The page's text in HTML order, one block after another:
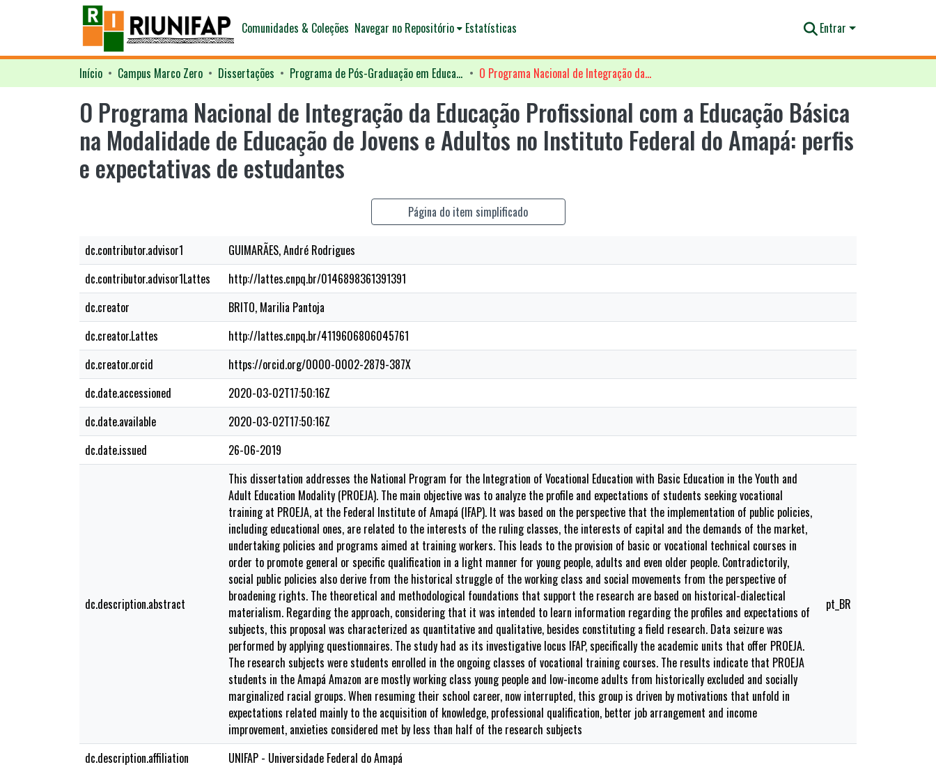
Comunidades & Coleções Navegar no Repositório Estatísticas Entrar
Início Campus Marco Zero Dissertações Programa de Pós-Graduação em Educação - PPGED O Programa Nacional de Integração da Educação Profissional com a Educação Básica na Modalidade de Educação de Jovens e Adultos no Instituto Federal do Amapá: perfis e expectativas de estudantes
O Programa Nacional de Integração da Educação Profissional com a Educação Básica
na Modalidade de Educação de Jovens e Adultos no Instituto Federal do Amapá: perfis
e expectativas de estudantes
Página do item simplificado
dc.contributor.advisor1
GUIMARÃES, André Rodrigues
dc.contributor.advisor1Lattes
http://lattes.cnpq.br/0146898361391391
dc.creator
BRITO, Marilia Pantoja
dc.creator.Lattes
http://lattes.cnpq.br/4119606806045761
dc.creator.orcid
https://orcid.org/0000-0002-2879-387X
dc.date.accessioned
2020-03-02T17:50:16Z
dc.date.available
2020-03-02T17:50:16Z
dc.date.issued
26-06-2019
dc.description.abstract
This dissertation addresses the National Program for the Integration of Vocational Education with Basic Education in the Youth and
Adult Education Modality (PROEJA). The main objective was to analyze the profile and expectations of students seeking vocational
training at PROEJA, at the Federal Institute of Amapá (IFAP). It was based on the perspective that the implementation of public policies,
including educational ones, are related to the interests of the ruling classes, the interests of capital and the demands of the market,
undertaking policies and programs aimed at training workers. This leads to the provision of basic or vocational technical courses in
order to promote general or specific qualification in a light manner for young people, adults and even older people. Contradictorily,
social public policies also derive from the historical struggle of the working class and social movements from the perspective of
broadening rights. The theoretical and methodological foundations that support the research are based on historical-dialectical
materialism. Regarding the approach, considering that it was intended to learn information regarding the profiles and expectations of
subjects, this proposal was characterized as quantitative and qualitative, besides constituting a field research. Data seizure was
performed by applying questionnaires. The study had as its investigative locus IFAP, specifically the academic units that offer PROEJA.
The research subjects were students enrolled in the ongoing classes of vocational training courses. The results indicate that PROEJA
students in the Amapá Amazon are mostly working class young people and low-income adults from historically excluded and socially
marginalized racial groups. When resuming their school career, now interrupted, this group is driven by motivations that unfold in
expectations related mainly to the acquisition of knowledge, professional qualification, better job arrangement and income
improvement, anxieties considered met by less than half of the research subjects
pt_BR
dc.description.affiliation UNIFAP - Universidade Federal do Amapá